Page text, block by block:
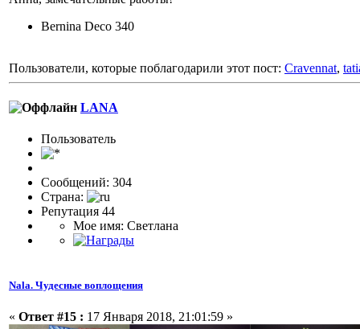
Bernina Deco 340
Пользователи, которые поблагодарили этот пост: Cravennat,
LANA
Пользовaтeль
Сообщений: 304
Страна:
Репутация 44
Мое имя: Светлана
Nala. Чудесные воплощения
« Ответ #15 : 17 Января 2018, 21:01:59 »